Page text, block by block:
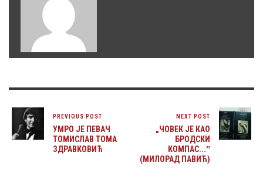
PREVIOUS POST
УМРО ЈЕ ПЕВАЧ
ТОМИСЛАВ ТОМА
ЗДРАВКОВИЋ
NEXT POST
„ЧОВЕК ЈЕ КАО
БРОДСКИ
КОМПАС...ˮ
(МИЛОРАД ПАВИЋ)